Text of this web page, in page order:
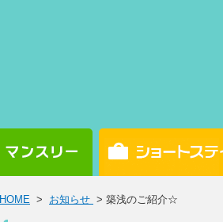
HOME > お知らせ > 築浅のご紹介☆